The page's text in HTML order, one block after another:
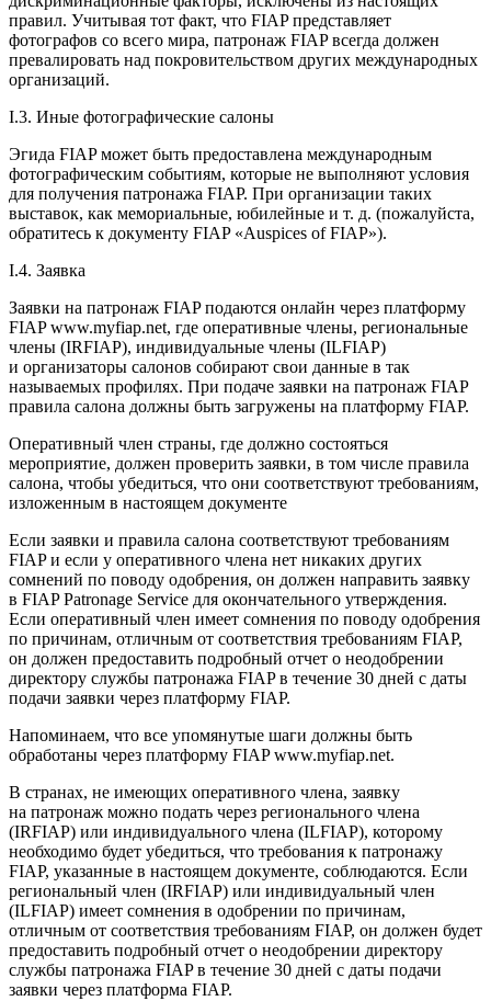
правил. Учитывая тот факт, что FIAP представляет
фотографов со всего мира, патронаж FIAP всегда должен
превалировать над покровительством других международных
организаций.
I.3. Иные фотографические салоны
Эгида FIAP может быть предоставлена международным
фотографическим событиям, которые не выполняют условия
для получения патронажа FIAP. При организации таких
выставок, как мемориальные, юбилейные и т. д. (пожалуйста,
обратитесь к документу FIAP «Auspices of FIAP»).
I.4. Заявка
Заявки на патронаж FIAP подаются онлайн через платформу
FIAP www.myfiap.net, где оперативные члены, региональные
члены (IRFIAP), индивидуальные члены (ILFIAP)
и организаторы салонов собирают свои данные в так
называемых профилях. При подаче заявки на патронаж FIAP
правила салона должны быть загружены на платформу FIAP.
Оперативный член страны, где должно состояться
мероприятие, должен проверить заявки, в том числе правила
салона, чтобы убедиться, что они соответствуют требованиям,
изложенным в настоящем документе
Если заявки и правила салона соответствуют требованиям
FIAP и если у оперативного члена нет никаких других
сомнений по поводу одобрения, он должен направить заявку
в FIAP Patronage Service для окончательного утверждения.
Если оперативный член имеет сомнения по поводу одобрения
по причинам, отличным от соответствия требованиям FIAP,
он должен предоставить подробный отчет о неодобрении
директору службы патронажа FIAP в течение 30 дней с даты
подачи заявки через платформу FIAP.
Напоминаем, что все упомянутые шаги должны быть
обработаны через платформу FIAP www.myfiap.net.
В странах, не имеющих оперативного члена, заявку
на патронаж можно подать через регионального члена
(IRFIAP) или индивидуального члена (ILFIAP), которому
необходимо будет убедиться, что требования к патронажу
FIAP, указанные в настоящем документе, соблюдаются. Если
региональный член (IRFIAP) или индивидуальный член
(ILFIAP) имеет сомнения в одобрении по причинам,
отличным от соответствия требованиям FIAP, он должен будет
предоставить подробный отчет о неодобрении директору
службы патронажа FIAP в течение 30 дней с даты подачи
заявки через платформа FIAP.